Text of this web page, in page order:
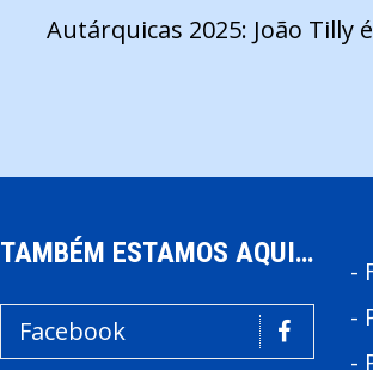
Autárquicas 2025: João Tilly
TAMBÉM ESTAMOS AQUI…
Facebook
-
-
-